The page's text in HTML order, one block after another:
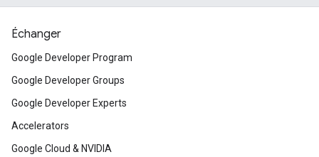
Échanger
Google Developer Program
Google Developer Groups
Google Developer Experts
Accelerators
Google Cloud & NVIDIA